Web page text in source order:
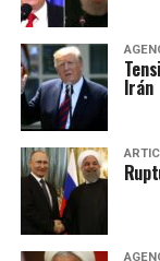
Irán